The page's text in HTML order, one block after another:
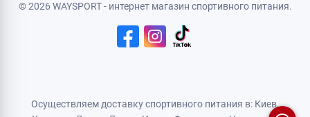
© 2026 WAYSPORT - интернет магазин спортивного питания.
Осуществляем доставку спортивного питания в: Киев,